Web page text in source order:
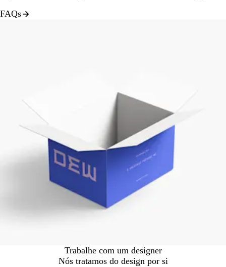
FAQs
Trabalhe com um designer
Nós tratamos do design por si